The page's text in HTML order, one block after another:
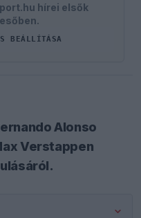
hírei elsők
BEÁLLÍTÁSA
Alonso
Verstappen